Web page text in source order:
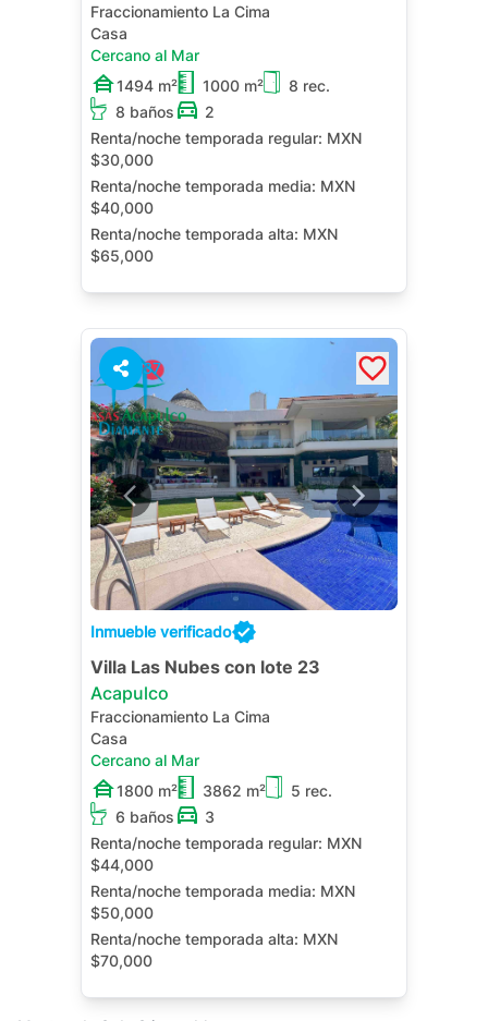
Fraccionamiento La Cima
Casa
Cercano al Mar
1494 m²
1000 m²
8 rec.
8 baños
2
Renta/noche temporada regular: MXN
$30,000
Renta/noche temporada media: MXN
$40,000
Renta/noche temporada alta: MXN
$65,000
Alberca Privada
Terraza
37
Inmueble verificado
Villa Las Nubes con lote 23
Acapulco
Fraccionamiento La Cima
Casa
Cercano al Mar
1800 m²
3862 m²
5 rec.
6 baños
3
Renta/noche temporada regular: MXN
$44,000
Renta/noche temporada media: MXN
$50,000
Renta/noche temporada alta: MXN
$70,000
Alberca Privada
Jacuzzi Privado